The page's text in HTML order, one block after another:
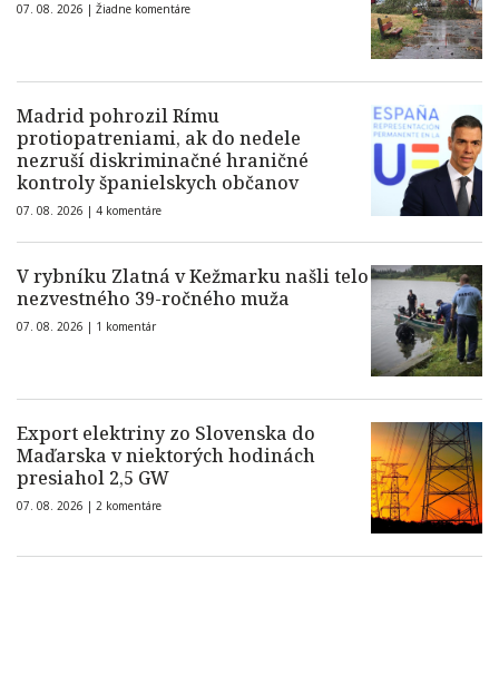
07. 08. 2026 | Žiadne komentáre
Madrid pohrozil Rímu
protiopatreniami, ak do nedele
nezruší diskriminačné hraničné
kontroly španielskych občanov
07. 08. 2026 | 4 komentáre
V rybníku Zlatná v Kežmarku našli telo
nezvestného 39-ročného muža
07. 08. 2026 | 1 komentár
Export elektriny zo Slovenska do
Maďarska v niektorých hodinách
presiahol 2,5 GW
07. 08. 2026 | 2 komentáre